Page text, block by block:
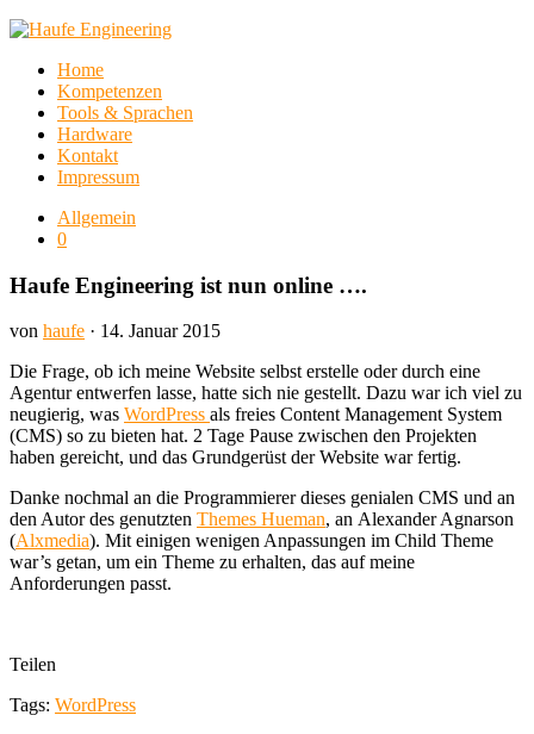
Home
Kompetenzen
Tools & Sprachen
Hardware
Kontakt
Impressum
Allgemein
0
Haufe Engineering ist nun online ….
von haufe · 14. Januar 2015
Die Frage, ob ich meine Website selbst erstelle oder durch eine
Agentur entwerfen lasse, hatte sich nie gestellt. Dazu war ich viel zu
neugierig, was WordPress als freies Content Management System
(CMS) so zu bieten hat. 2 Tage Pause zwischen den Projekten
haben gereicht, und das Grundgerüst der Website war fertig.
Danke nochmal an die Programmierer dieses genialen CMS und an
den Autor des genutzten Themes Hueman, an Alexander Agnarson
(Alxmedia). Mit einigen wenigen Anpassungen im Child Theme
war’s getan, um ein Theme zu erhalten, das auf meine
Anforderungen passt.
Teilen
Tags: WordPress